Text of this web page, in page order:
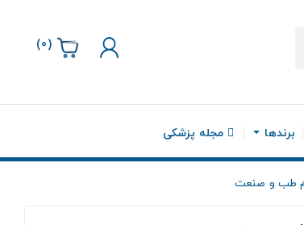
(
0
)
برندها مجله پزشکی
طب و صنعت